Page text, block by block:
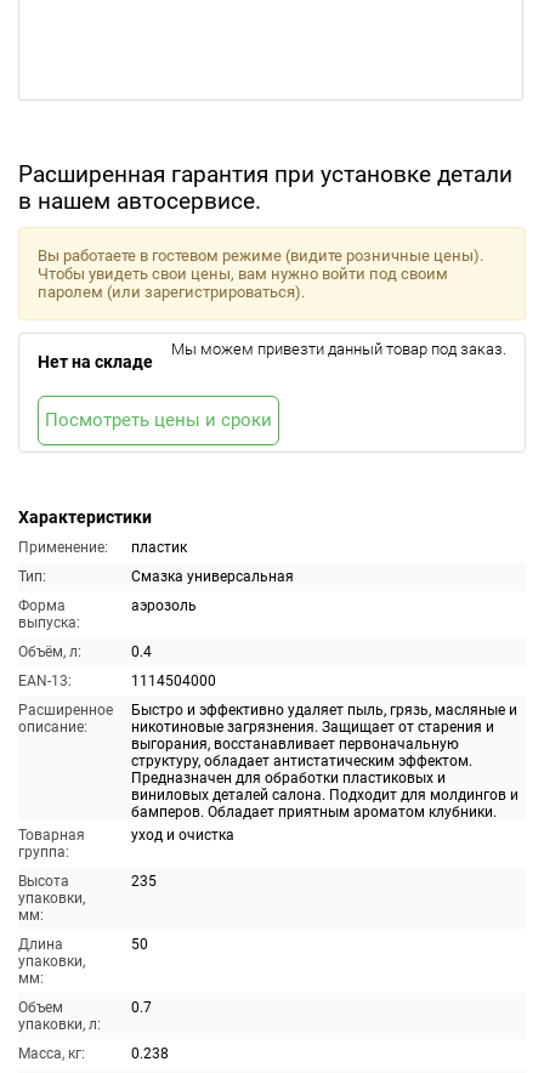
Расширенная гарантия при установке детали
в нашем автосервисе.
Характеристики
Применение:
пластик
Тип:
Смазка универсальная
Форма
выпуска:
аэрозоль
Объём, л:
0.4
EAN-13:
1114504000
Расширенное
описание:
Быстро и эффективно удаляет пыль, грязь, масляные и
никотиновые загрязнения. Защищает от старения и
выгорания, восстанавливает первоначальную
структуру, обладает антистатическим эффектом.
Предназначен для обработки пластиковых и
виниловых деталей салона. Подходит для молдингов и
бамперов. Обладает приятным ароматом клубники.
Товарная
группа:
уход и очистка
Высота
упаковки,
мм:
235
Длина
упаковки,
мм:
50
Объем
упаковки, л:
0.7
Масса, кг:
0.238
Вы работаете в гостевом режиме (видите розничные цены).
Чтобы увидеть свои цены, вам нужно войти под своим
паролем (или зарегистрироваться).
Нет на складе
Мы можем привезти данный товар под заказ.
Посмотреть цены и сроки